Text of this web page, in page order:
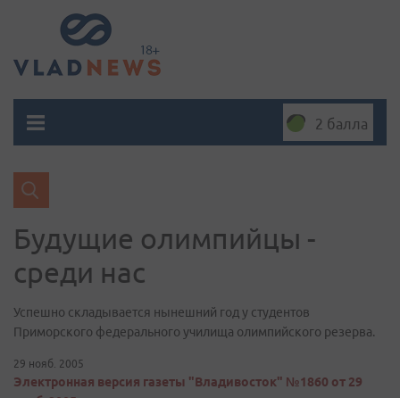
2 балла
Будущие олимпийцы -
среди нас
Успешно складывается нынешний год у студентов
Приморского федерального училища олимпийского резерва.
29 нояб. 2005
Электронная версия газеты "Владивосток" №1860 от 29